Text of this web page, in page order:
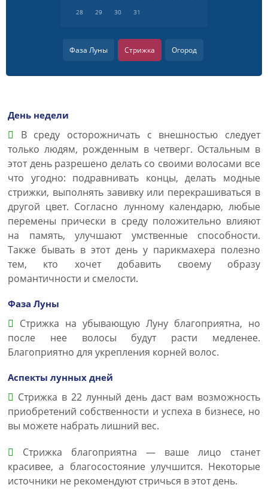
28
29 30 31
Фаза Луны Стрижка Огород
День недели
В среду осторожничать с внешностью следует
только людям, рожденным в четверг. Остальным в
этот день разрешено делать со своими волосами все
что угодно: подравнивать концы, делать модные
стрижки, выполнять завивку или перекрашиваться в
другой цвет. Согласно лунному календарю, любые
перемены прически в среду положительно влияют
на память, улучшают умственные способности.
Также бывать в этот день у парикмахера полезно
тем, кто хочет добавить своему образу
романтичности и смелости.
Фаза Луны
Стрижка на убывающую Луну благоприятна, но
после нее волосы будут расти медленее.
Благоприятно для укрепления корней волос.
Аспекты лунных дней
Стрижка в 22 лунный день даст вам возможность
приобретений собственности и успеха в бизнесе, но
вы можете набрать лишний вес.
Стрижка благоприятна — ваше лицо станет
красивее, а благосостояние улучшится. Некоторые
источники не рекомендуют стричься в этот день.